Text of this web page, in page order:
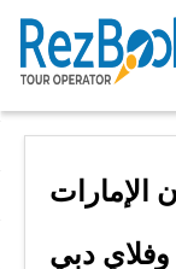
الإمارات
وفلاي دبي